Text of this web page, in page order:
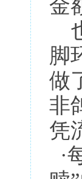
金
脚
做
非
凭
·